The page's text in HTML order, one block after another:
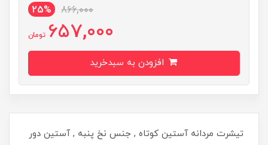
866,000
25%
657,000 تومان
تیشرت مردانه آستین کوتاه , جنس نخ پنبه , آستین دور